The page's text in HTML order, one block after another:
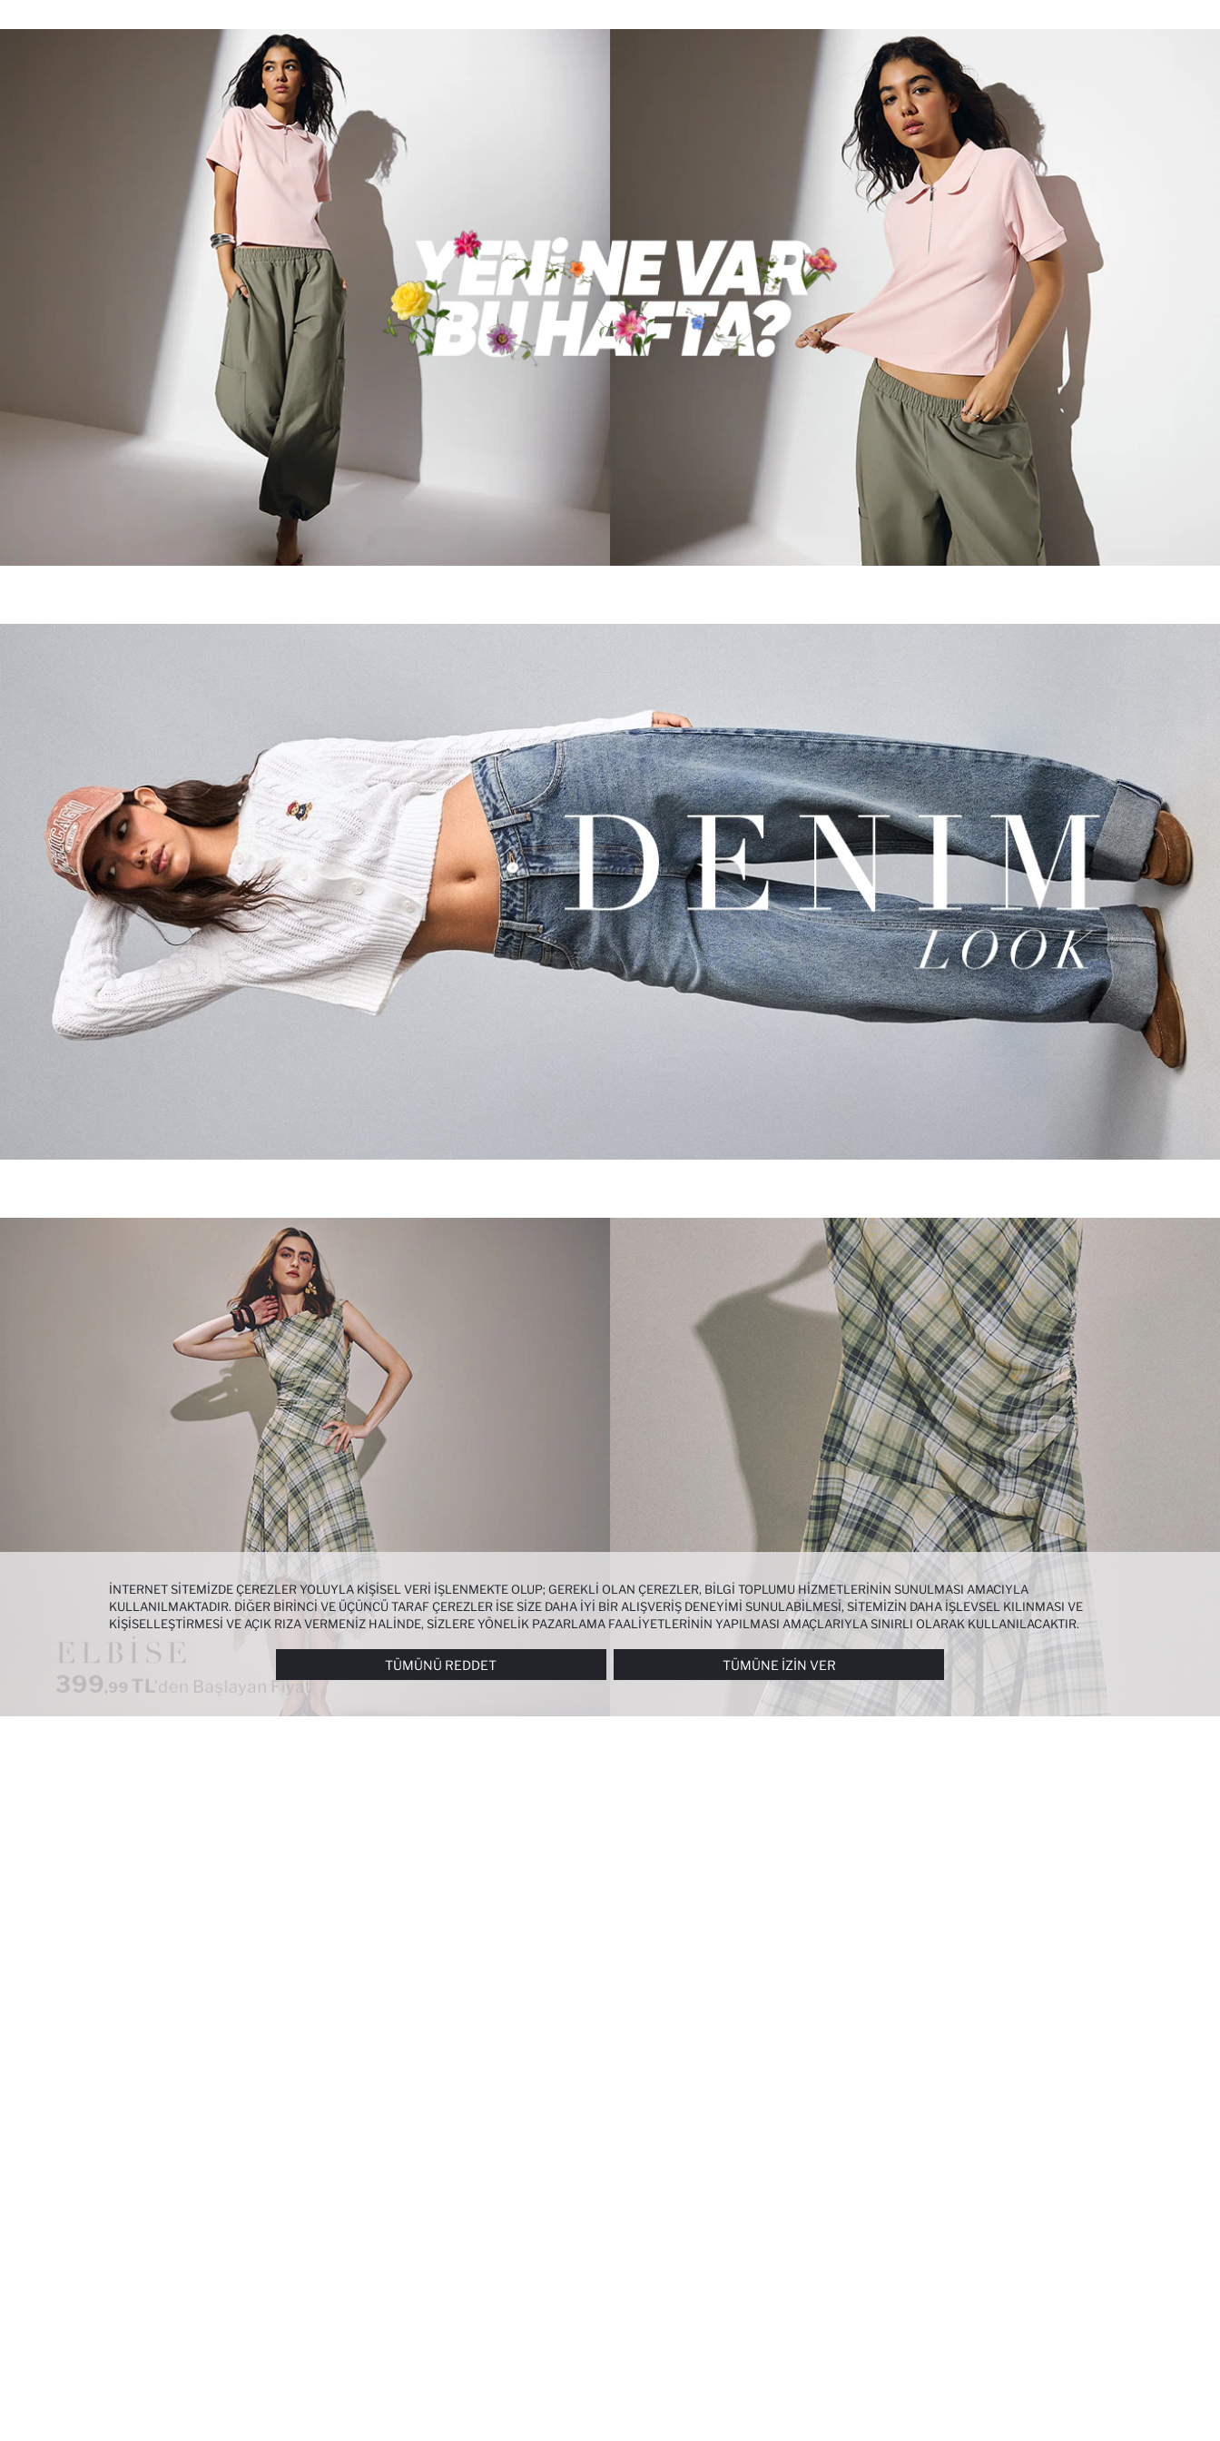
İNTERNET SITEMIZDE ÇEREZLER YOLUYLA KIŞISEL VERI IŞLENMEKTE OLUP; GEREKLI OLAN ÇEREZLER, BILGI TOPLUMU HIZMETLERININ SUNULMASI AMACIYLA
KULLANILMAKTADIR. DIĞER BIRINCI VE ÜÇÜNCÜ TARAF ÇEREZLER ISE SIZE DAHA IYI BIR ALIŞVERIŞ DENEYIMI SUNULABILMESI, SITEMIZIN DAHA IŞLEVSEL KILINMASI VE
KIŞISELLEŞTIRMESI VE AÇIK RIZA VERMENIZ HALINDE, SIZLERE YÖNELIK PAZARLAMA FAALIYETLERININ YAPILMASI AMAÇLARIYLA SINIRLI OLARAK KULLANILACAKTIR.
ÇEREZLERE DAIR TERCIHLERINIZI
PANELI ARACILIĞIYLA HER ZAMAN YÖNETEBILIR, ÇEREZLERLE ILGILI DAHA DETAYLI BILGIYE
METNI ’NDEN ULAŞABILIRSINIZ. TÜMÜNÜ REDDET TÜMÜNE İZIN VER